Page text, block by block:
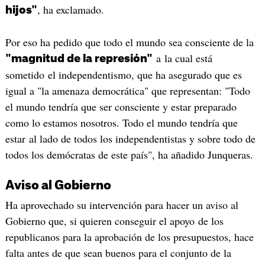
hijos", ha exclamado.
Por eso ha pedido que todo el mundo sea consciente de la
"magnitud de la represión" a la cual está
sometido el independentismo, que ha asegurado que es
igual a "la amenaza democrática" que representan: "Todo
el mundo tendría que ser consciente y estar preparado
como lo estamos nosotros. Todo el mundo tendría que
estar al lado de todos los independentistas y sobre todo de
todos los demócratas de este país", ha añadido Junqueras.
Aviso al Gobierno
Ha aprovechado su intervención para hacer un aviso al
Gobierno que, si quieren conseguir el apoyo de los
republicanos para la aprobación de los presupuestos, hace
falta antes de que sean buenos para el conjunto de la